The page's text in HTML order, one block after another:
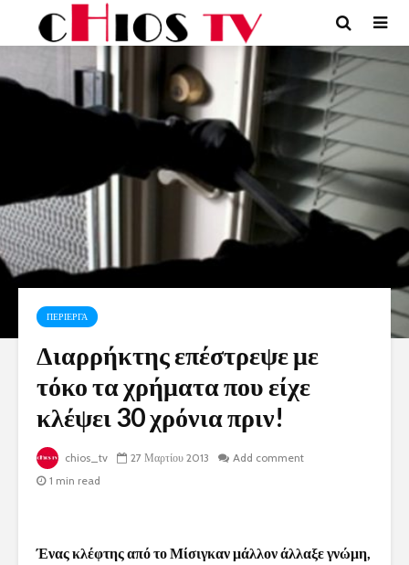
ΠΕΡΙΕΡΓΑ
Διαρρήκτης επέστρεψε με
τόκο τα χρήματα που είχε
κλέψει 30 χρόνια πριν!
chios_tv 27 Μαρτίου 2013
Add comment
1 min read
Ένας κλέφτης από το Μίσιγκαν μάλλον άλλαξε γνώμη,